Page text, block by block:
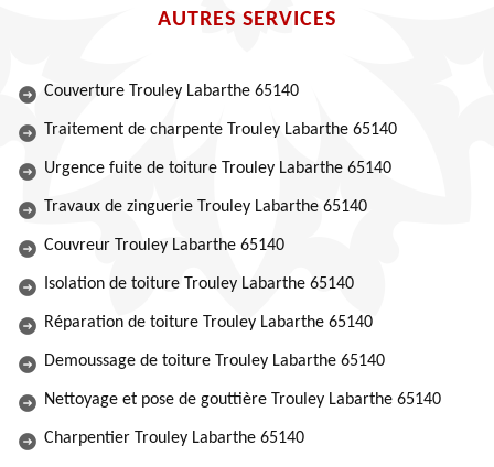
AUTRES SERVICES
Couverture Trouley Labarthe 65140
Traitement de charpente Trouley Labarthe 65140
Urgence fuite de toiture Trouley Labarthe 65140
Travaux de zinguerie Trouley Labarthe 65140
Couvreur Trouley Labarthe 65140
Isolation de toiture Trouley Labarthe 65140
Réparation de toiture Trouley Labarthe 65140
Demoussage de toiture Trouley Labarthe 65140
Nettoyage et pose de gouttière Trouley Labarthe 65140
Charpentier Trouley Labarthe 65140